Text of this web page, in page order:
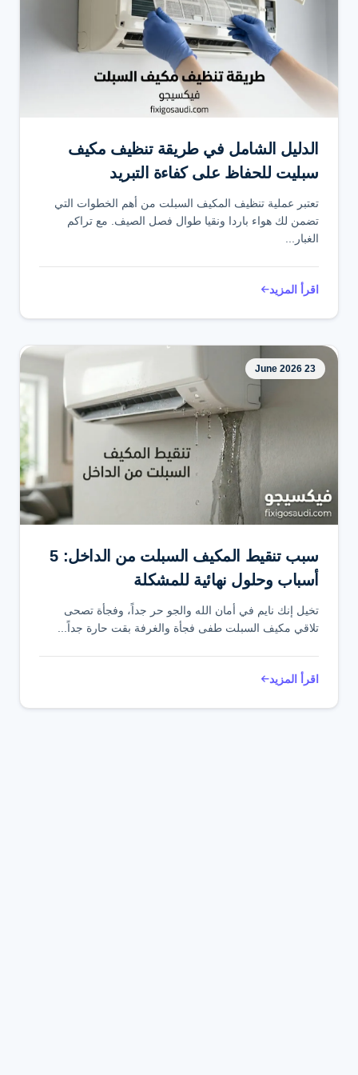
الدليل الشامل في طريقة تنظيف مكيف
سبليت للحفاظ على كفاءة التبريد
تعتبر عملية تنظيف المكيف السبلت من أهم الخطوات التي
تضمن لك هواء باردا ونقيا طوال فصل الصيف. مع تراكم
الغبار...
اقرأ المزيد
23 June 2026
سبب تنقيط المكيف السبلت من الداخل: 5
أسباب وحلول نهائية للمشكلة
تخيل إنك نايم في أمان الله والجو حر جداً، وفجأة تصحى
تلاقي مكيف السبلت طفى فجأة والغرفة بقت حارة جداً...
اقرأ المزيد